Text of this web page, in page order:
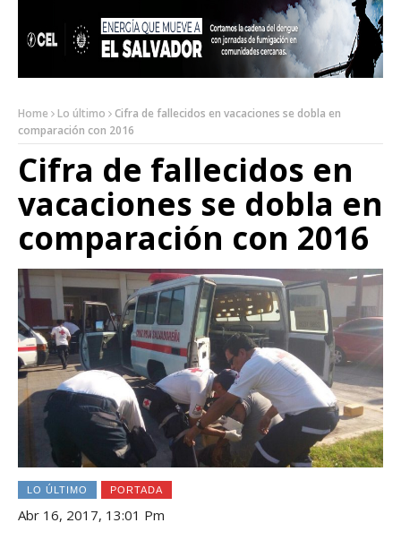
Home Lo último
Cifra de fallecidos en vacaciones se dobla en
comparación con 2016
Cifra de fallecidos en
vacaciones se dobla en
comparación con 2016
LO ÚLTIMO PORTADA
Abr 16, 2017, 13:01 Pm